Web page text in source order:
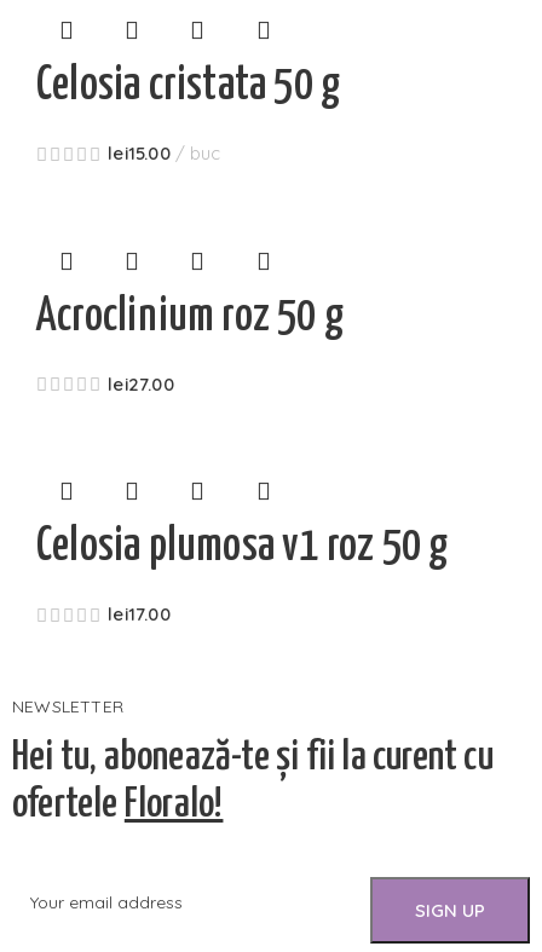
Celosia cristata 50 g
lei15.00 buc
Acroclinium roz 50 g
lei27.00
Celosia plumosa v1 roz 50 g
lei17.00
NEWSLETTER
Hei tu, abonează-te și fii la curent cu
ofertele Floralo!